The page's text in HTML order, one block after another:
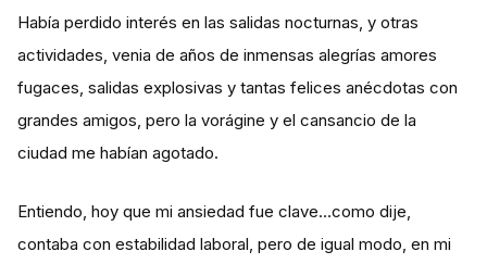
Había perdido interés en las salidas nocturnas, y otras
actividades, venia de años de inmensas alegrías amores
fugaces, salidas explosivas y tantas felices anécdotas con
grandes amigos, pero la vorágine y el cansancio de la
ciudad me habían agotado.
Entiendo, hoy que mi ansiedad fue clave…como dije,
contaba con estabilidad laboral, pero de igual modo, en mi